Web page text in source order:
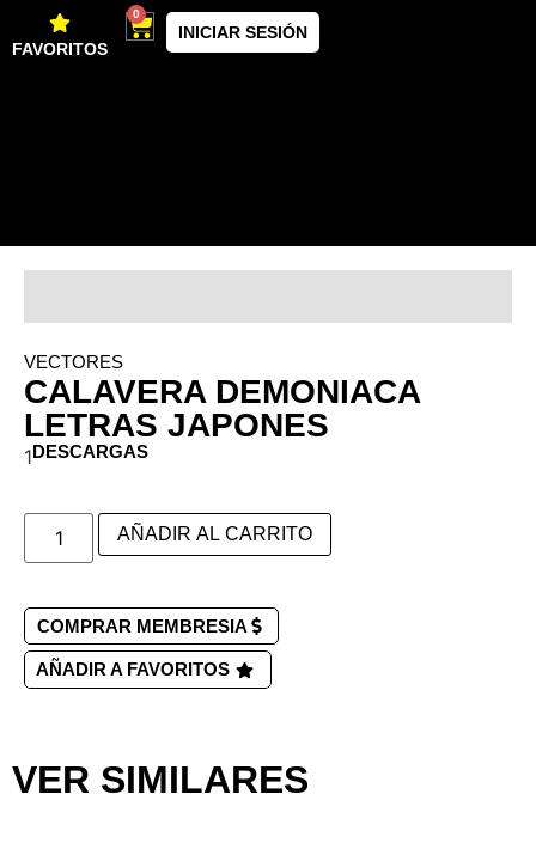
FAVORITOS
0
INICIAR SESIÓN
VECTORES
CALAVERA DEMONIACA
LETRAS JAPONES
1DESCARGAS
AÑADIR AL CARRITO
COMPRAR MEMBRESIA
AÑADIR A FAVORITOS
VER SIMILARES